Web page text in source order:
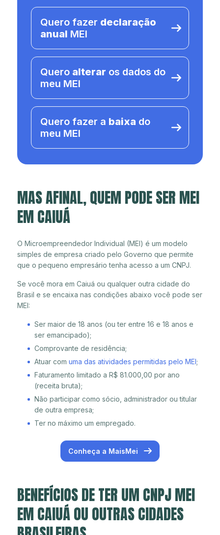
Quero fazer declaração
anual MEI
Quero alterar os dados do
meu MEI
Quero fazer a baixa do
meu MEI
MAS AFINAL, QUEM PODE SER MEI
EM CAIUÁ
O Microempreendedor Individual (MEI) é um modelo
simples de empresa criado pelo Governo que permite
que o pequeno empresário tenha acesso a um CNPJ.
Se você mora em Caiuá ou qualquer outra cidade do
Brasil e se encaixa nas condições abaixo você pode ser
MEI:
Ser maior de 18 anos (ou ter entre 16 e 18 anos e
ser emancipado);
Comprovante de residência;
Atuar com uma das atividades permitidas pelo MEI;
Faturamento limitado a R$ 81.000,00 por ano
(receita bruta);
Não participar como sócio, administrador ou titular
de outra empresa;
Ter no máximo um empregado.
Conheça a MaisMei
BENEFÍCIOS DE TER UM CNPJ MEI
EM CAIUÁ OU OUTRAS CIDADES